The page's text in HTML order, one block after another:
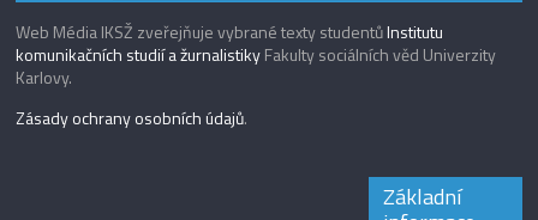
Web Média IKSŽ zveřejňuje vybrané texty studentůInstitutu
komunikačních studií a žurnalistikyFakulty sociálních věd Univerzity
Karlovy.
Zásady ochrany osobních údajů.
Základní